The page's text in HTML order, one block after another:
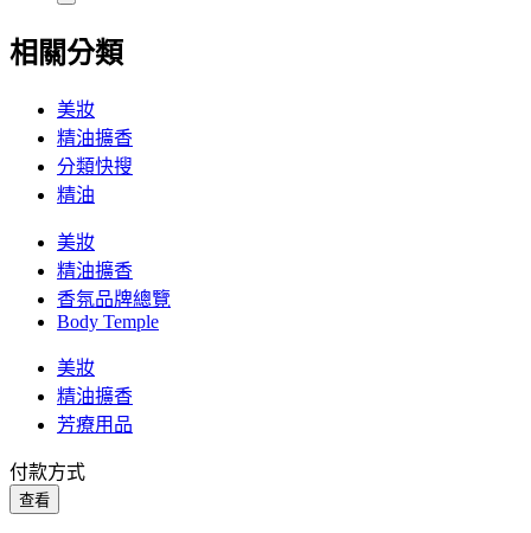
相關分類
美妝
精油擴香
分類快搜
精油
美妝
精油擴香
香氛品牌總覽
Body Temple
美妝
精油擴香
芳療用品
付款方式
查看